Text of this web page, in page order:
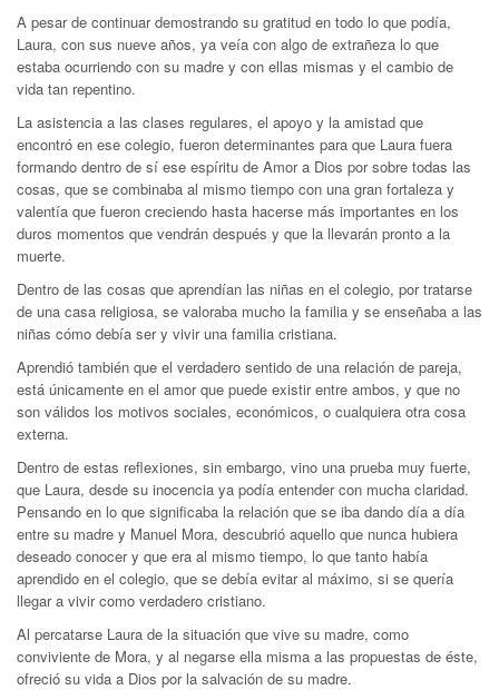
A pesar de continuar demostrando su gratitud en todo lo que podía,
Laura, con sus nueve años, ya veía con algo de extrañeza lo que
estaba ocurriendo con su madre y con ellas mismas y el cambio de
vida tan repentino.
La asistencia a las clases regulares, el apoyo y la amistad que
encontró en ese colegio, fueron determinantes para que Laura fuera
formando dentro de sí ese espíritu de Amor a Dios por sobre todas las
cosas, que se combinaba al mismo tiempo con una gran fortaleza y
valentía que fueron creciendo hasta hacerse más importantes en los
duros momentos que vendrán después y que la llevarán pronto a la
muerte.
Dentro de las cosas que aprendían las niñas en el colegio, por tratarse
de una casa religiosa, se valoraba mucho la familia y se enseñaba a las
niñas cómo debía ser y vivir una familia cristiana.
Aprendió también que el verdadero sentido de una relación de pareja,
está únicamente en el amor que puede existir entre ambos, y que no
son válidos los motivos sociales, económicos, o cualquiera otra cosa
externa.
Dentro de estas reflexiones, sin embargo, vino una prueba muy fuerte,
que Laura, desde su inocencia ya podía entender con mucha claridad.
Pensando en lo que significaba la relación que se iba dando día a día
entre su madre y Manuel Mora, descubrió aquello que nunca hubiera
deseado conocer y que era al mismo tiempo, lo que tanto había
aprendido en el colegio, que se debía evitar al máximo, si se quería
llegar a vivir como verdadero cristiano.
Al percatarse Laura de la situación que vive su madre, como
conviviente de Mora, y al negarse ella misma a las propuestas de éste,
ofreció su vida a Dios por la salvación de su madre.